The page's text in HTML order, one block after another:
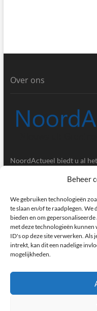
Beheer
We gebruiken technologieën
te slaan en/of te raadplegen. We
bieden en om
met deze technologieën kunnen
ID's op deze site verwerken. Als
intrekt, kan dit een nadelige
mogelijkheden.
Over ons
NoordActueel biedt u al
Gegevens
Postbus 5020, 9700GA,